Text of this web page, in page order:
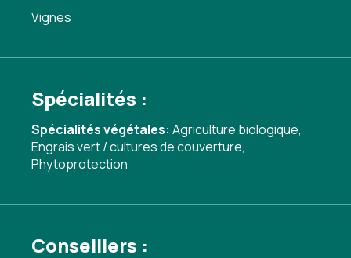
Vignes
Spécialités :
Spécialités végétales: Agriculture biologique,
Engrais vert / cultures de couverture,
Phytoprotection
Conseillers :